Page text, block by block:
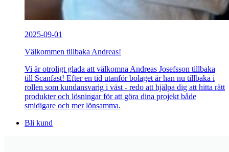
2025-09-01
Välkommen tillbaka Andreas!
Vi är otroligt glada att välkomna Andreas Josefsson tillbaka
till Scanfast! Efter en tid utanför bolaget är han nu tillbaka i
rollen som kundansvarig i väst - redo att hjälpa dig att hitta rätt
produkter och lösningar för att göra dina projekt både
smidigare och mer lönsamma.
Bli kund